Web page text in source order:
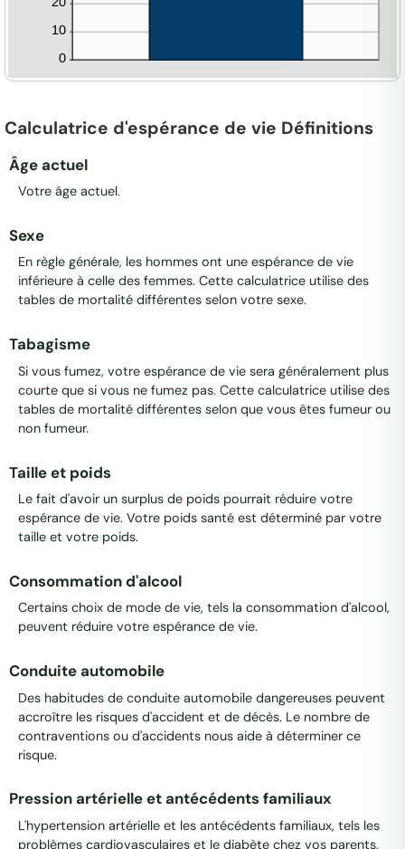
Calculatrice d'espérance de vie Définitions
Âge actuel
Votre âge actuel.
Sexe
En règle générale, les hommes ont une espérance de vie
inférieure à celle des femmes. Cette calculatrice utilise des
tables de mortalité différentes selon votre sexe.
Tabagisme
Si vous fumez, votre espérance de vie sera généralement plus
courte que si vous ne fumez pas. Cette calculatrice utilise des
tables de mortalité différentes selon que vous êtes fumeur ou
non fumeur.
Taille et poids
Le fait d'avoir un surplus de poids pourrait réduire votre
espérance de vie. Votre poids santé est déterminé par votre
taille et votre poids.
Consommation d'alcool
Certains choix de mode de vie, tels la consommation d'alcool,
peuvent réduire votre espérance de vie.
Conduite automobile
Des habitudes de conduite automobile dangereuses peuvent
accroître les risques d'accident et de décès. Le nombre de
contraventions ou d'accidents nous aide à déterminer ce
risque.
Pression artérielle et antécédents familiaux
L'hypertension artérielle et les antécédents familiaux, tels les
problèmes cardiovasculaires et le diabète chez vos parents,